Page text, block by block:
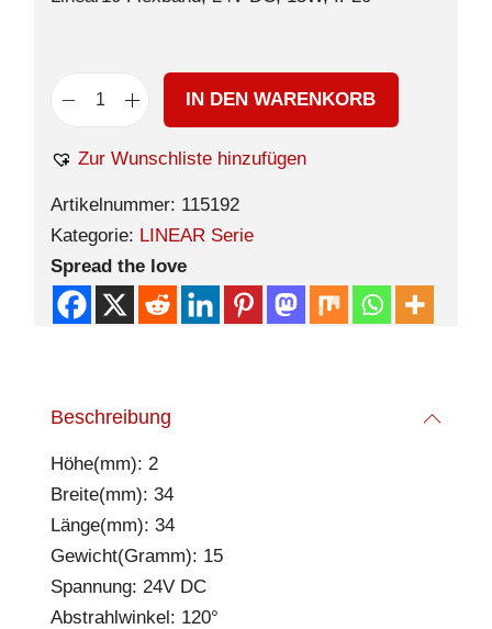
IN DEN WARENKORB
Zur Wunschliste hinzufügen
Artikelnummer: 115192
Kategorie: LINEAR Serie
Spread the love
Beschreibung
Höhe(mm): 2
Breite(mm): 34
Länge(mm): 34
Gewicht(Gramm): 15
Spannung: 24V DC
Abstrahlwinkel: 120°